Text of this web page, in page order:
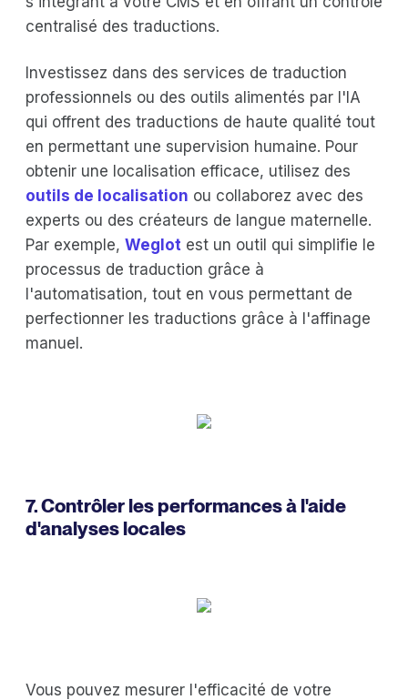
centralisé des traductions.
Investissez dans des services de traduction
professionnels ou des outils alimentés par l'IA
qui offrent des traductions de haute qualité tout
en permettant une supervision humaine. Pour
obtenir une localisation efficace, utilisez des
outils de localisation ou collaborez avec des
experts ou des créateurs de langue maternelle.
Par exemple, Weglot est un outil qui simplifie le
processus de traduction grâce à
l'automatisation, tout en vous permettant de
perfectionner les traductions grâce à l'affinage
manuel.
7. Contrôler les performances à l'aide
d'analyses locales
Vous pouvez mesurer l'efficacité de votre